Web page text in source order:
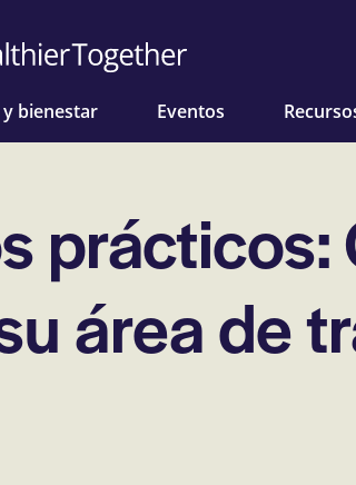
bienestar Eventos
área de